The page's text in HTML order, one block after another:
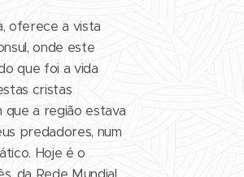
oferece a vista
onde este
que foi a vida
cristas
que a região estava
predadores, num
Hoje é o